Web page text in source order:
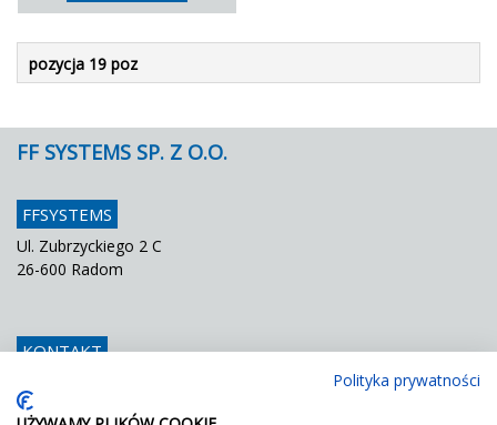
pozycja 19 poz
FF SYSTEMS SP. Z O.O.
FFSYSTEMS
Ul. Zubrzyckiego 2 C
26-600 Radom
KONTAKT
Fax
Polityka prywatności